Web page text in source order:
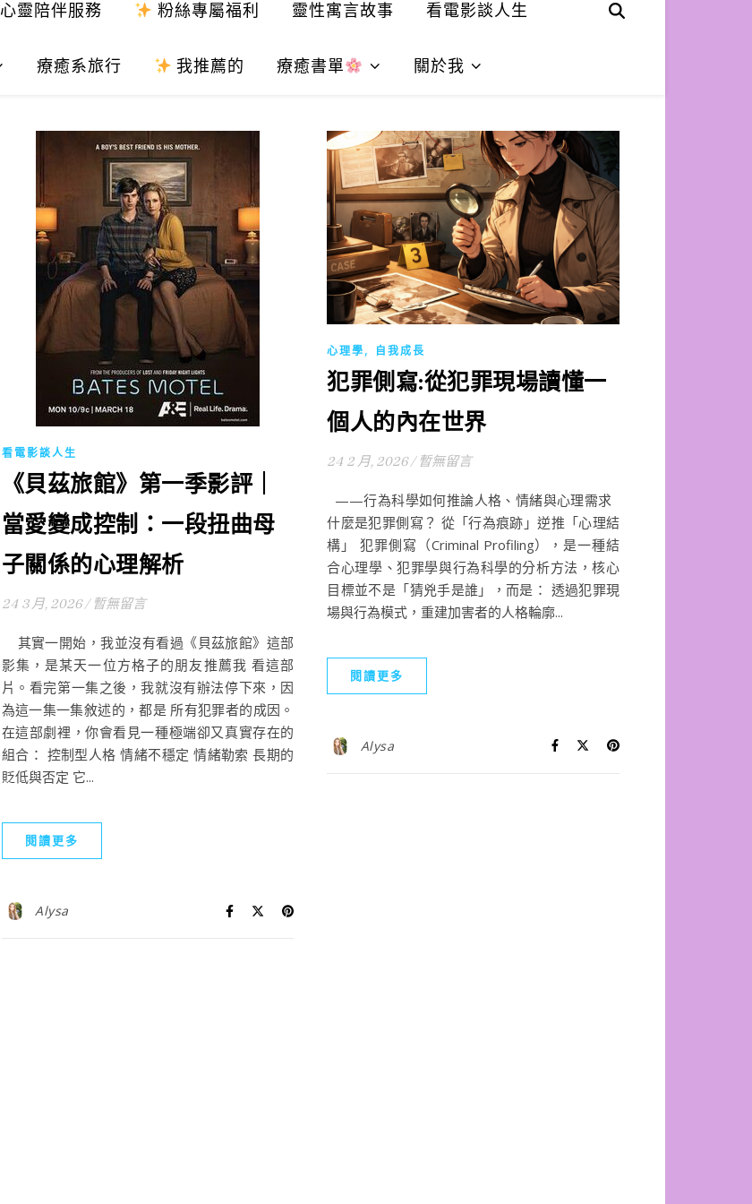
心靈陪伴服務 粉絲專屬福利 靈性寓言故事 看電影談人生
療癒系旅行 我推薦的 療癒書單 關於我
看電影談人生
《貝茲旅館》第一季影評｜
當愛變成控制：一段扭曲母
子關係的心理解析
24 3 月, 2026 / 暫無留言
其實一開始，我並沒有看過《貝茲旅館》這部
影集，是某天一位方格子的朋友推薦我 看這部
片。看完第一集之後，我就沒有辦法停下來，因
為這一集一集敘述的，都是 所有犯罪者的成因。
在這部劇裡，你會看見一種極端卻又真實存在的
組合： 控制型人格 情緒不穩定 情緒勒索 長期的
貶低與否定 它...
閱讀更多
Alysa
心理學, 自我成長
犯罪側寫:從犯罪現場讀懂一
個人的內在世界
24 2 月, 2026 / 暫無留言
——行為科學如何推論人格、情緒與心理需求
什麼是犯罪側寫？ 從「行為痕跡」逆推「心理結
構」 犯罪側寫（Criminal Profiling），是一種結
合心理學、犯罪學與行為科學的分析方法，核心
目標並不是「猜兇手是誰」，而是： 透過犯罪現
場與行為模式，重建加害者的人格輪廓...
閱讀更多
Alysa